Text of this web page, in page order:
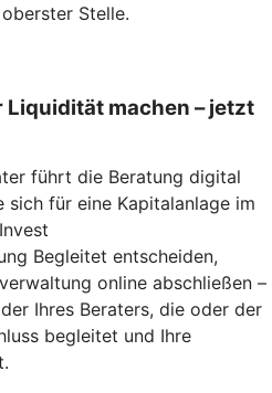
Stelle.
machen – jetzt
führt die Beratung digital
sich für eine Kapitalanlage im
Begleitet entscheiden,
online abschließen –
Ihres Beraters, die oder der
begleitet und Ihre